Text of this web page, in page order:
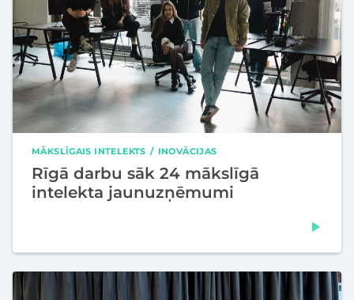
MĀKSLĪGAIS INTELEKTS INOVĀCIJAS
Rīgā darbu sāk 24 mākslīgā
intelekta jaunuzņēmumi